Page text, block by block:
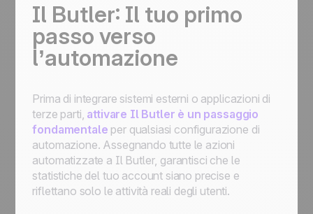
Il Butler: Il tuo primo
passo verso
l’automazione
Prima di integrare sistemi esterni o applicazioni di
terze parti, attivare Il Butler è un passaggio
fondamentale per qualsiasi configurazione di
automazione. Assegnando tutte le azioni
automatizzate a Il Butler, garantisci che le
statistiche del tuo account siano precise e
riflettano solo le attività reali degli utenti.